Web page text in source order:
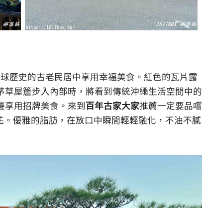
歷史的古老民居中享用幸福美食。紅色的瓦片露
屋簷步入內部時，將看到傳統沖繩生活空間中的
享用招牌美食。來到 百年古家大家推薦一定要品嚐
。優雅的脂肪，在放口中瞬間輕輕融化，不油不膩